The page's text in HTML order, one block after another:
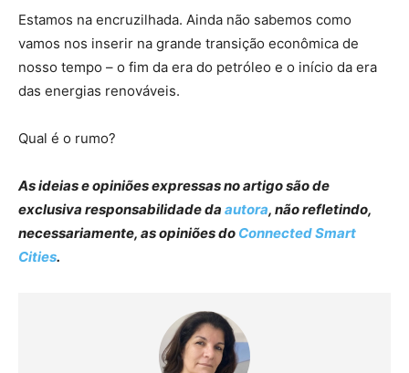
Estamos na encruzilhada. Ainda não sabemos como
vamos nos inserir na grande transição econômica de
nosso tempo – o fim da era do petróleo e o início da era
das energias renováveis.
Qual é o rumo?
As ideias e opiniões expressas no artigo são de
exclusiva responsabilidade da autora, não refletindo,
necessariamente, as opiniões do Connected Smart
Cities.